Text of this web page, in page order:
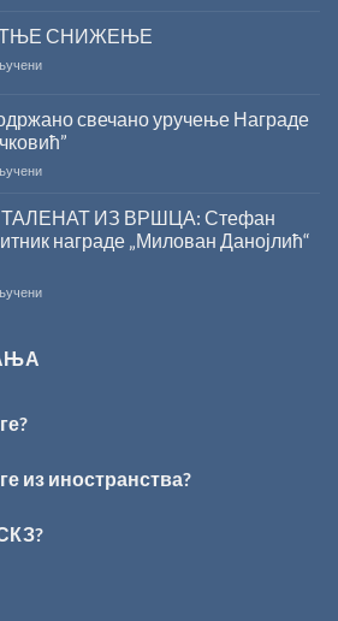
за
капиталних
на
српском
језику
РАДОЈЧИЋ
ДОБИТНИК
ЖИЧКЕ
2026.
ГОДИНУ
СНИЖЕЊЕ
на
СНИЖЕЊЕ
свечано уручење Награде
на
Сали
СКЗ
одржано
уручење
ИЗ ВРШЦА: Стефан
награде „Милован Данојлић“
на
„Милован
поезију
из иностранства?